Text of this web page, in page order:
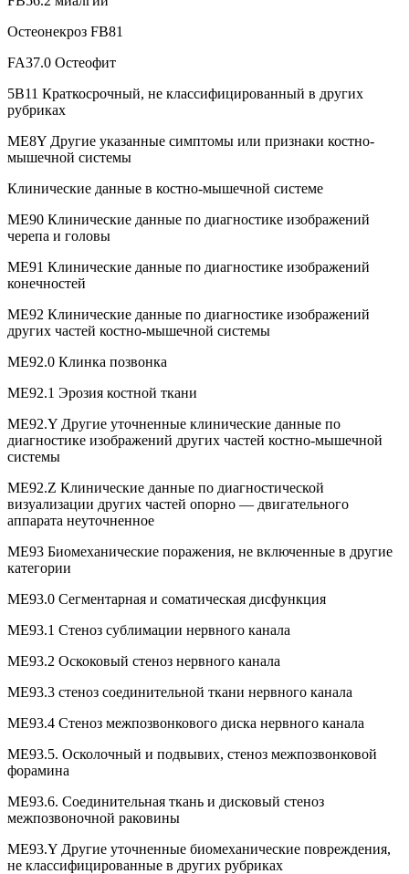
Остеонекроз FB81
FA37.0 Остеофит
5B11 Краткосрочный, не классифицированный в других
рубриках
ME8Y Другие указанные симптомы или признаки костно-
мышечной системы
Клинические данные в костно-мышечной системе
ME90 Клинические данные по диагностике изображений
черепа и головы
ME91 Клинические данные по диагностике изображений
конечностей
ME92 Клинические данные по диагностике изображений
других частей костно-мышечной системы
ME92.0 Клинка позвонка
ME92.1 Эрозия костной ткани
ME92.Y Другие уточненные клинические данные по
диагностике изображений других частей костно-мышечной
системы
ME92.Z Клинические данные по диагностической
визуализации других частей опорно — двигательного
аппарата неуточненное
ME93 Биомеханические поражения, не включенные в другие
категории
ME93.0 Сегментарная и соматическая дисфункция
ME93.1 Стеноз сублимации нервного канала
ME93.2 Оскоковый стеноз нервного канала
ME93.3 стеноз соединительной ткани нервного канала
ME93.4 Стеноз межпозвонкового диска нервного канала
ME93.5. Осколочный и подвывих, стеноз межпозвонковой
форамина
ME93.6. Соединительная ткань и дисковый стеноз
межпозвоночной раковины
ME93.Y Другие уточненные биомеханические повреждения,
не классифицированные в других рубриках